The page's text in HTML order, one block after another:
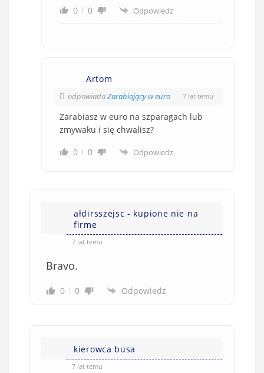
0 0 Odpowiedz
Artom
odpowiadaZarabiający w euro 7 lat temu
Zarabiasz w euro na szparagach lub
zmywaku i się chwalisz?
0
0 Odpowiedz
ałdirsszejsc - kupione nie na
firme
7 lat temu
Bravo.
0 0 Odpowiedz
kierowca busa
7 lat temu